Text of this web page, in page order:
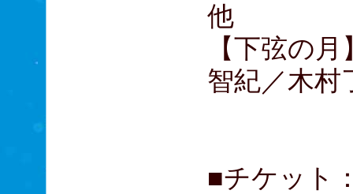
他
【下弦の
智紀／木村
■チケット